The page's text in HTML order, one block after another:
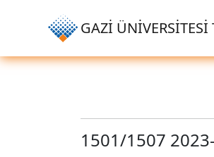
GAZİ ÜNİVERSİTESİ
1501/1507